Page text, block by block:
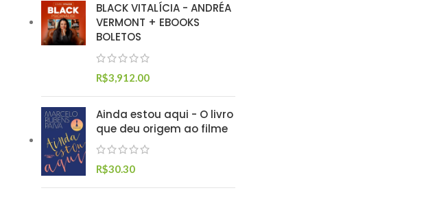
BLACK VITALÍCIA - ANDRÉA
VERMONT + EBOOKS
BOLETOS
R$3,912.00
Ainda estou aqui - O livro
que deu origem ao filme
R$30.30